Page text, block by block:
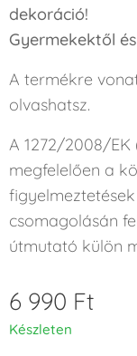
dekoráció!
Gyermekektől
A termékre
olvashatsz.
A 1272/2008/EK
megfelelően a
csomagolásán
útmutató külön
6 990 Ft
Készleten